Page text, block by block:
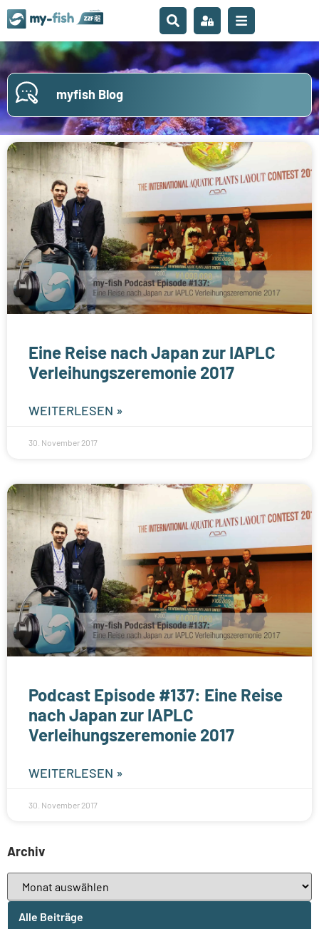
myfish Blog
Eine Reise nach Japan zur IAPLC
Verleihungszeremonie 2017
WEITERLESEN »
30. November 2017
Podcast Episode #137: Eine Reise
nach Japan zur IAPLC
Verleihungszeremonie 2017
WEITERLESEN »
30. November 2017
Archiv
Alle Beiträge